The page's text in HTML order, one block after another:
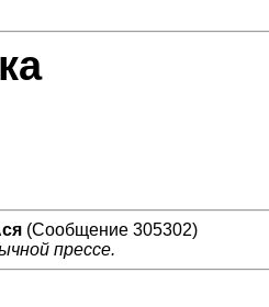
(Сообщение 305302)
прессе.